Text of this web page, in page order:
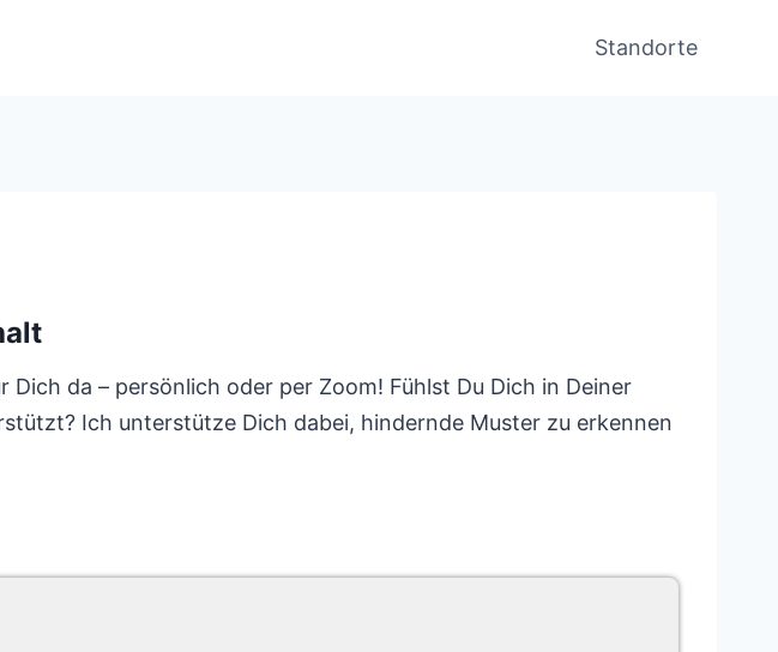
Standorte
da – persönlich oder per Zoom! Fühlst Du Dich in Deiner
Ich unterstütze Dich dabei, hindernde Muster zu erkennen